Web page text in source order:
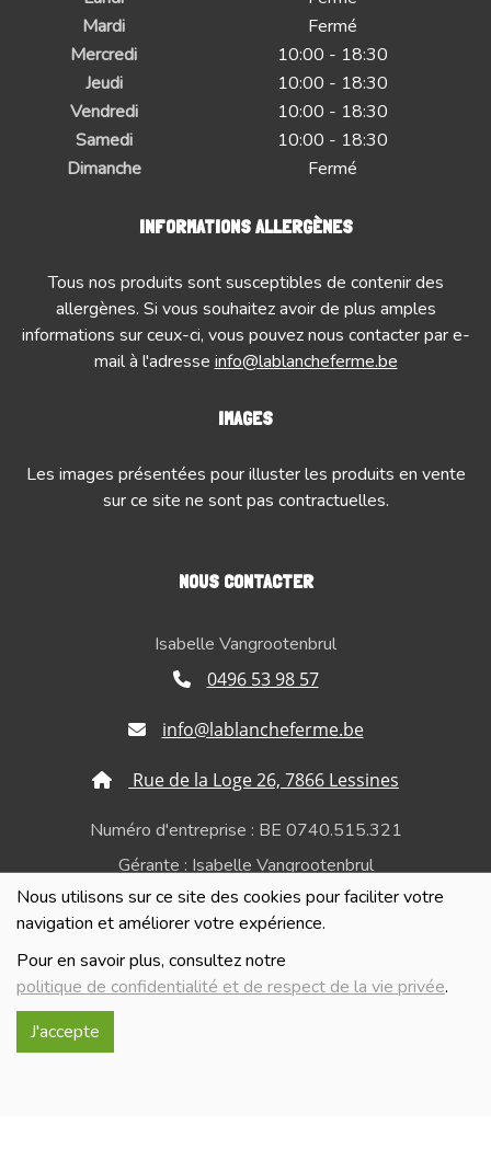
Nous utilisons sur ce site des cookies pour faciliter votre
navigation et améliorer votre expérience.
Pour en savoir plus, consultez notre
politique de confidentialité et de respect de la vie privée.
J'accepte
Mardi
Fermé
Mercredi
10:00 - 18:30
Jeudi
10:00 - 18:30
Vendredi
10:00 - 18:30
Samedi
10:00 - 18:30
Dimanche
Fermé
INFORMATIONS ALLERGÈNES
Tous nos produits sont susceptibles de contenir des
allergènes. Si vous souhaitez avoir de plus amples
informations sur ceux-ci, vous pouvez nous contacter par e-
mail à l'adresse info@lablancheferme.be
IMAGES
Les images présentées pour illuster les produits en vente
sur ce site ne sont pas contractuelles.
NOUS CONTACTER
Isabelle Vangrootenbrul
0496 53 98 57
info@lablancheferme.be
Rue de la Loge 26, 7866 Lessines
Numéro d'entreprise : BE 0740.515.321
Gérante : Isabelle Vangrootenbrul
Politique de confidentialité et de respect de la vie
privée